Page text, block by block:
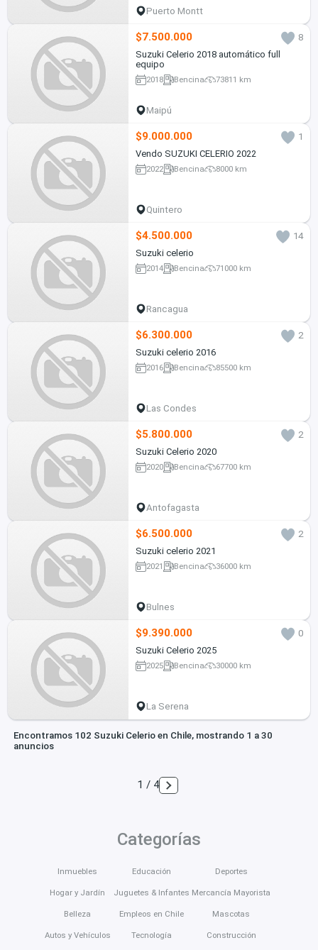
Puerto Montt
$7.500.000
8
Suzuki Celerio 2018 automático full
equipo
2018 Bencina 73811 km
Maipú
$9.000.000
1
Vendo SUZUKI CELERIO 2022
2022 Bencina 8000 km
Quintero
$4.500.000
14
Suzuki celerio
2014 Bencina 71000 km
Rancagua
$6.300.000
2
Suzuki celerio 2016
2016 Bencina 85500 km
Las Condes
$5.800.000
2
Suzuki Celerio 2020
2020 Bencina 67700 km
Antofagasta
$6.500.000
2
Suzuki celerio 2021
2021 Bencina 36000 km
Bulnes
$9.390.000
0
Suzuki Celerio 2025
2025 Bencina 30000 km
La Serena
Encontramos 102 Suzuki Celerio en Chile, mostrando 1 a 30
anuncios
1 / 4
Categorías
Inmuebles
Hogar y Jardín
Belleza
Autos y Vehículos
Educación
Juguetes & Infantes
Empleos en Chile
Tecnología
Deportes
Mercancía Mayorista
Mascotas
Construcción